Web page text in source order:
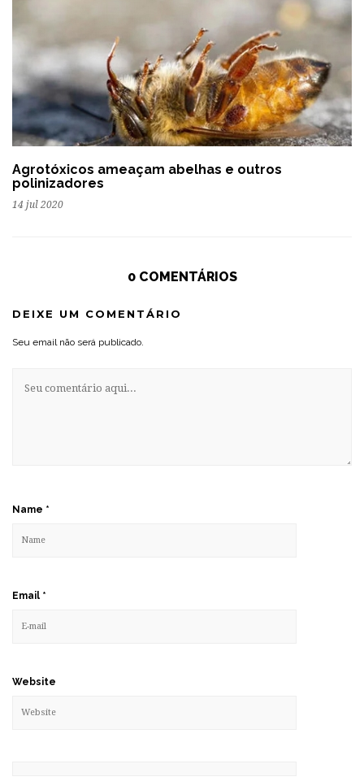
Agrotóxicos ameaçam abelhas e outros
polinizadores
14 jul 2020
0 COMENTÁRIOS
DEIXE UM COMENTÁRIO
Seu email não será publicado.
Name *
Email *
Website